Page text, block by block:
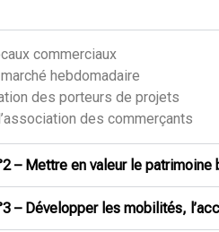
commerciaux
hebdomadaire
des porteurs de projets
des commerçants
– Mettre en valeur le patrimoine
– Développer les mobilités,